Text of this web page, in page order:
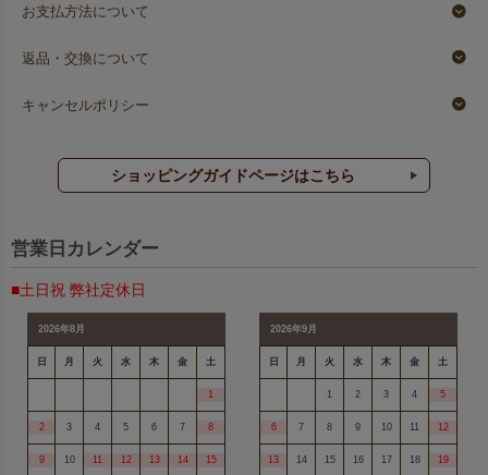
お支払方法について
返品・交換について
キャンセルポリシー
ショッピングガイドページはこちら
営業日カレンダー
■土日祝 弊社定休日
2026年8月
日 月 火 水 木 金 土
1
2 3 4 5 6 7 8
9 10 11 12 13 14 15
2026年9月
日 月 火 水 木 金 土
1 2 3 4 5
6 7 8 9 10 11 12
13 14 15 16 17 18 19